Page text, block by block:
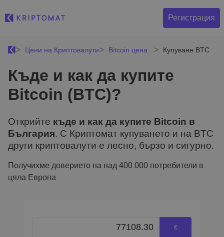
Регистрация
Цени на Криптовалути Bitcoin цена Купуване BTC
Къде и как да купите
Bitcoin (BTC)?
Открийте къде и как да купите Bitcoin в
България. С Криптомат купуването и на BTC
други криптовалути е лесно, бързо и сигурно.
Получихме доверието на над 400 000 потребители в
цяла Европа
€